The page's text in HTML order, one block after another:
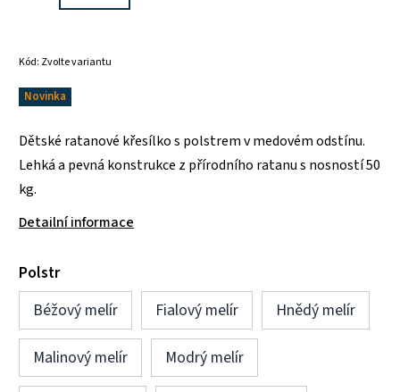
Kód: Zvolte variantu
Novinka
Dětské ratanové křesílko s polstrem v medovém odstínu.
Lehká a pevná konstrukce z přírodního ratanu s nosností 50
kg.
Detailní informace
Polstr
Béžový melír
Fialový melír Hnědý melír
Malinový melír Modrý melír